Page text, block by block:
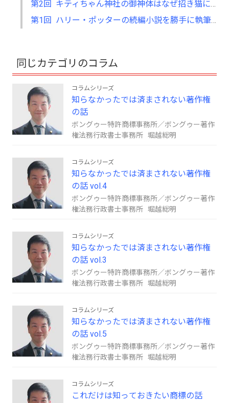
同じカテゴリのコラム
コラムシリーズ
知らなかったでは済まされない著作権
の話
ボングゥー特許商標事務所／ボングゥー著作
権法務行政書士事務所 堀越総明
コラムシリーズ
知らなかったでは済まされない著作権
の話 vol.4
ボングゥー特許商標事務所／ボングゥー著作
権法務行政書士事務所 堀越総明
コラムシリーズ
知らなかったでは済まされない著作権
の話 vol.3
ボングゥー特許商標事務所／ボングゥー著作
権法務行政書士事務所 堀越総明
コラムシリーズ
知らなかったでは済まされない著作権
の話 vol.5
ボングゥー特許商標事務所／ボングゥー著作
権法務行政書士事務所 堀越総明
コラムシリーズ
これだけは知っておきたい商標の話